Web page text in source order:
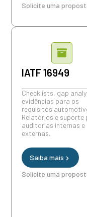
Solicite uma
IATF 16949
Checklists, gap
evidências para os
requisitos
Relatórios e suporte
auditorias internas e
externas.
Saiba mais
Solicite uma